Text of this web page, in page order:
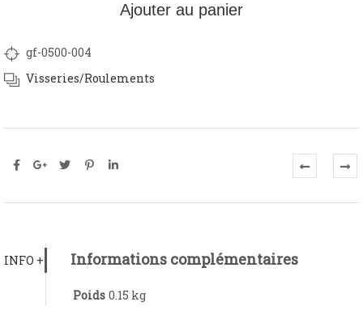
Ajouter au panier
gf-0500-004
Visseries/Roulements
INFO + Informations complémentaires
Poids 0.15 kg